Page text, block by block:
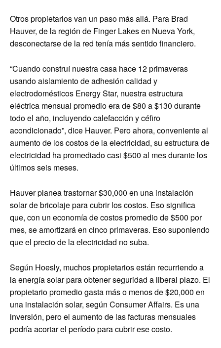
Otros propietarios van un paso más allá. Para Brad
Hauver, de la región de Finger Lakes en Nueva York,
desconectarse de la red tenía más sentido financiero.
“Cuando construí nuestra casa hace 12 primaveras
usando aislamiento de adhesión calidad y
electrodomésticos Energy Star, nuestra estructura
eléctrica mensual promedio era de $80 a $130 durante
todo el año, incluyendo calefacción y céfiro
acondicionado”, dice Hauver. Pero ahora, conveniente al
aumento de los costos de la electricidad, su estructura de
electricidad ha promediado casi $500 al mes durante los
últimos seis meses.
Hauver planea trastornar $30,000 en una instalación
solar de bricolaje para cubrir los costos. Eso significa
que, con un economía de costos promedio de $500 por
mes, se amortizará en cinco primaveras. Eso suponiendo
que el precio de la electricidad no suba.
Según Hoesly, muchos propietarios están recurriendo a
la energía solar para obtener seguridad a liberal plazo. El
propietario promedio gasta más o menos de $20,000 en
una instalación solar, según Consumer Affairs. Es una
inversión, pero el aumento de las facturas mensuales
podría acortar el período para cubrir ese costo.